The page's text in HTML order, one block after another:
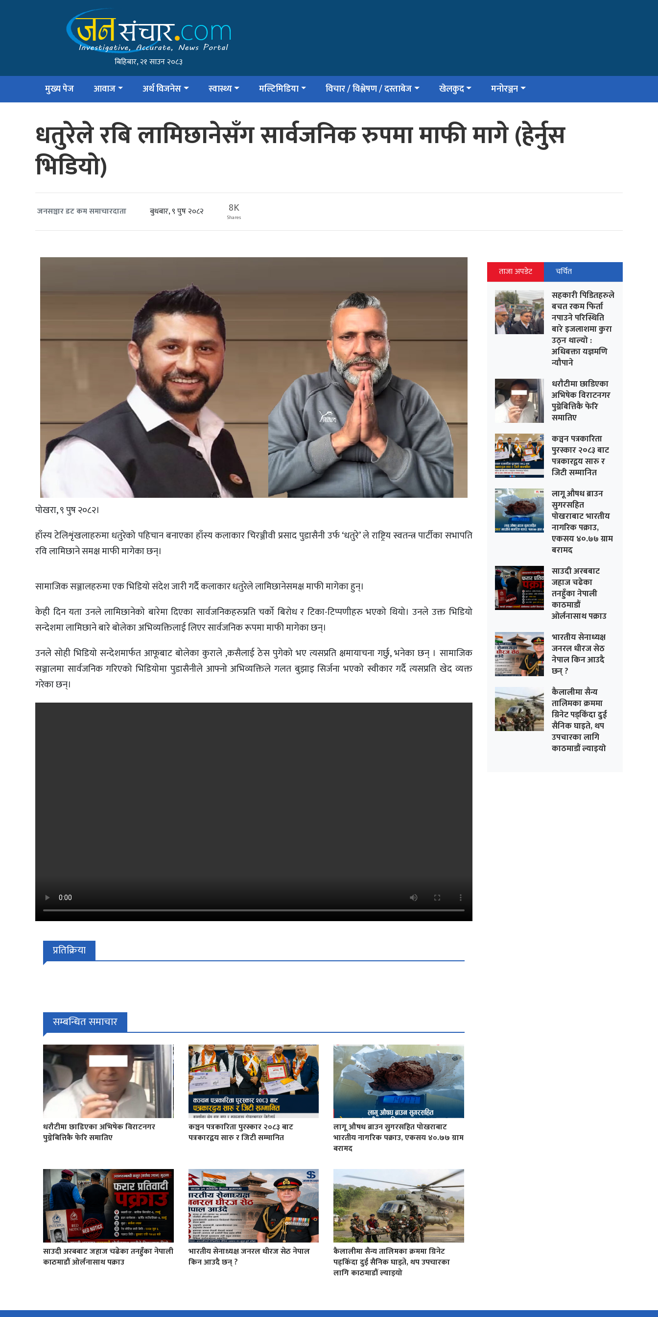
बिहिबार, २१ साउन २०८३
मुख्य पेज आवाज अर्थ विजनेस स्वास्थ्य मल्टिमिडिया विचार / विश्लेषण / दस्ताबेज खेलकुद मनोरञ्जन
धतुरेले रबि लामिछानेसँग सार्वजनिक रुपमा माफी मागे (हेर्नुस
भिडियो)
जनसञ्चार डट कम समाचारदाता बुधबार, ९ पुष २०८२ 8K
Shares
पोखरा, ९ पुष २०८२।
हाँस्य टेलिशृंखलाहरुमा धतुरेको पहिचान बनाएका हाँस्य कलाकार चिरञ्जीवी प्रसाद पुडासैनी उर्फ ‘धतुरे’ ले राष्ट्रिय स्वतन्त्र पार्टीका सभापति
रवि लामिछाने समक्ष माफी मागेका छन्।
सामाजिक सञ्जालहरुमा एक भिडियो संदेश जारी गर्दै कलाकार धतुरेले लामिछानेसमक्ष माफी मागेका हुन्।
केही दिन यता उनले लामिछानेको बारेमा दिएका सार्वजनिकहरुप्रति चर्को बिरोध र टिका-टिप्पणीहरु भएको थियो। उनले उक्त भिडियो
सन्देशमा लामिछाने बारे बोलेका अभिव्यक्तिलाई लिएर सार्वजनिक रूपमा माफी मागेका छन्।
उनले सोही भिडियो सन्देशमार्फत आफूबाट बोलेका कुराले ,कसैलाई ठेस पुगेको भए त्यसप्रति क्षमायाचना गर्छु, भनेका छन् । सामाजिक
सञ्जालमा सार्वजनिक गरिएको भिडियोमा पुडासैनीले आफ्नो अभिव्यक्तिले गलत बुझाइ सिर्जना भएको स्वीकार गर्दै त्यसप्रति खेद व्यक्त
गरेका छन्।
प्रतिक्रिया
सम्बन्धित समाचार
धराैटीमा छाडिएका अभिषेक विराटनगर
पुग्नेबित्तिकै फेरि समातिए
कञ्चन पत्रकारिता पुरस्कार २०८३ बाट
पत्रकारद्वय सारु र जिटी सम्मानित
लागू औषध ब्राउन सुगरसहित पोखराबाट
भारतीय नागरिक पक्राउ, एकसय ४०.७७ ग्राम
बरामद
साउदी अरबबाट जहाज चढेका तनहुँका नेपाली
काठमाडौं ओर्लनासाथ पक्राउ
भारतीय सेनाध्यक्ष जनरल धीरज सेठ नेपाल
किन आउदै छन् ?
कैलालीमा सैन्य तालिमका क्रममा ग्रिनेट
पड्किँदा दुई सैनिक घाइते, थप उपचारका
लागि काठमाडौं ल्याइयो
ताजा अपडेट चर्चित
सहकारी पिडितहरुले
बचत रकम फिर्ता
नपाउने परिस्थिति
बारे इजलाशमा कुरा
उठ्न थाल्यो :
अधिबक्ता यज्ञमणि
न्यौपाने
धराैटीमा छाडिएका
अभिषेक विराटनगर
पुग्नेबित्तिकै फेरि
समातिए
कञ्चन पत्रकारिता
पुरस्कार २०८३ बाट
पत्रकारद्वय सारु र
जिटी सम्मानित
लागू औषध ब्राउन
सुगरसहित
पोखराबाट भारतीय
नागरिक पक्राउ,
एकसय ४०.७७ ग्राम
बरामद
साउदी अरबबाट
जहाज चढेका
तनहुँका नेपाली
काठमाडौं
ओर्लनासाथ पक्राउ
भारतीय सेनाध्यक्ष
जनरल धीरज सेठ
नेपाल किन आउदै
छन् ?
कैलालीमा सैन्य
तालिमका क्रममा
ग्रिनेट पड्किँदा दुई
सैनिक घाइते, थप
उपचारका लागि
काठमाडौं ल्याइयो